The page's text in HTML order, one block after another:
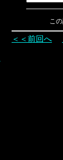
こ
＜＜前回へ